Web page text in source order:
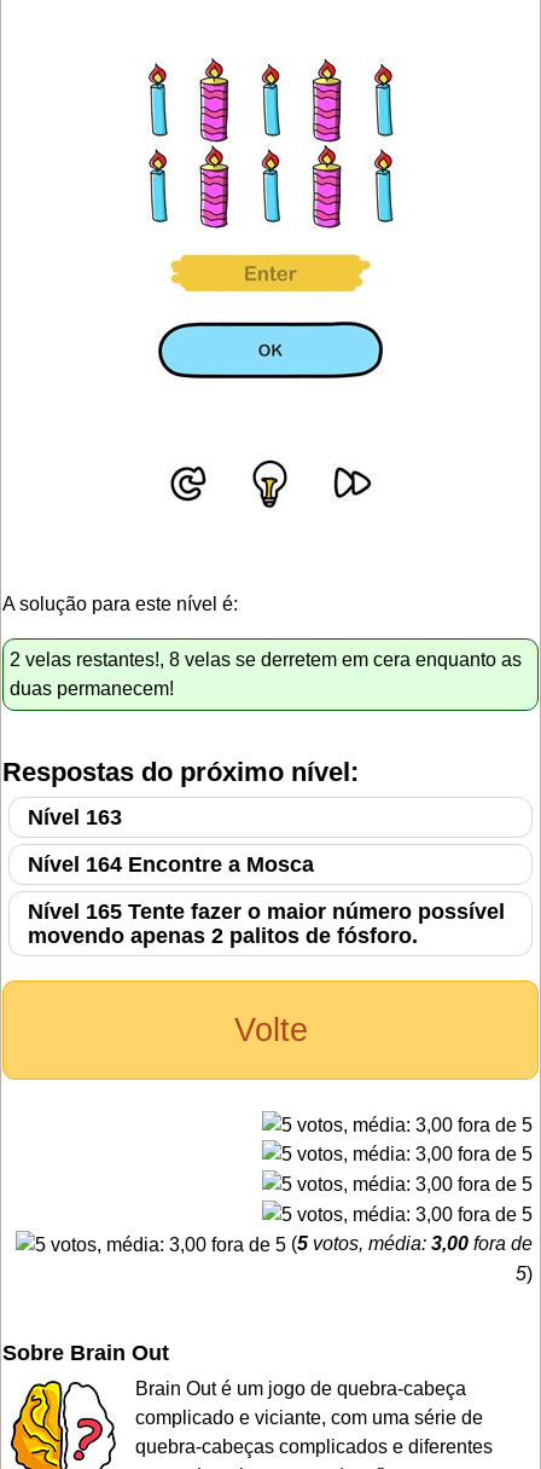
A solução para este nível é:
2 velas restantes!, 8 velas se derretem em cera enquanto as
duas permanecem!
Respostas do próximo nível:
Nível 163
Nível 164 Encontre a Mosca
Nível 165 Tente fazer o maior número possível
movendo apenas 2 palitos de fósforo.
Volte
(5 votos, média: 3,00 fora de
5)
Sobre Brain Out
Brain Out é um jogo de quebra-cabeça
complicado e viciante, com uma série de
quebra-cabeças complicados e diferentes